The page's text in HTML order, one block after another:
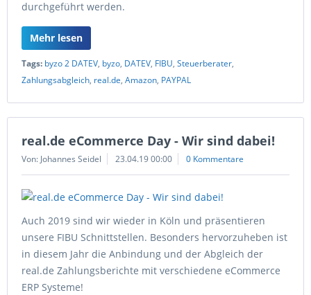
durchgeführt werden.
Mehr lesen
Tags: byzo 2 DATEV, byzo, DATEV, FIBU, Steuerberater,
Zahlungsabgleich, real.de, Amazon, PAYPAL
real.de eCommerce Day - Wir sind dabei!
Von: Johannes Seidel 23.04.19 00:00 0 Kommentare
Auch 2019 sind wir wieder in Köln und präsentieren
unsere FIBU Schnittstellen. Besonders hervorzuheben ist
in diesem Jahr die Anbindung und der Abgleich der
real.de Zahlungsberichte mit verschiedene eCommerce
ERP Systeme!